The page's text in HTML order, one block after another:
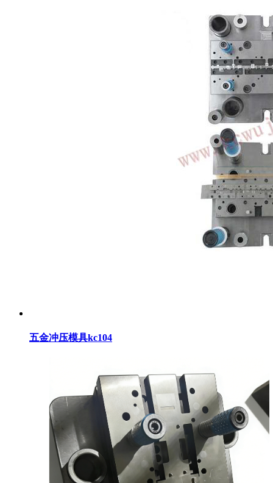
五金冲压模具kc104